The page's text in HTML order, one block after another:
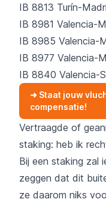
IB 8813 Turín-
IB 8981 Valencia-
IB 8985 Valencia-
IB 8977 Valencia-
IB 8840 Valencia-
➜ Staat jouw
compensatie!
Vertraagde of
staking: heb ik
Bij een staking zal
zeggen dat dit
ze daarom niks